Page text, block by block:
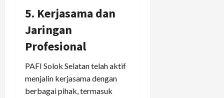
5. Kerjasama dan
Jaringan
Profesional
PAFI Solok Selatan telah aktif
menjalin kerjasama dengan
berbagai pihak, termasuk